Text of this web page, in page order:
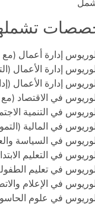
إدارة أعمال
إدارة الأعمال
إدارة الأعمال
في الاقتصاد
في التنمية
في المالية
في السياسة
في التعليم
في تعليم
في الإعلام
في علوم